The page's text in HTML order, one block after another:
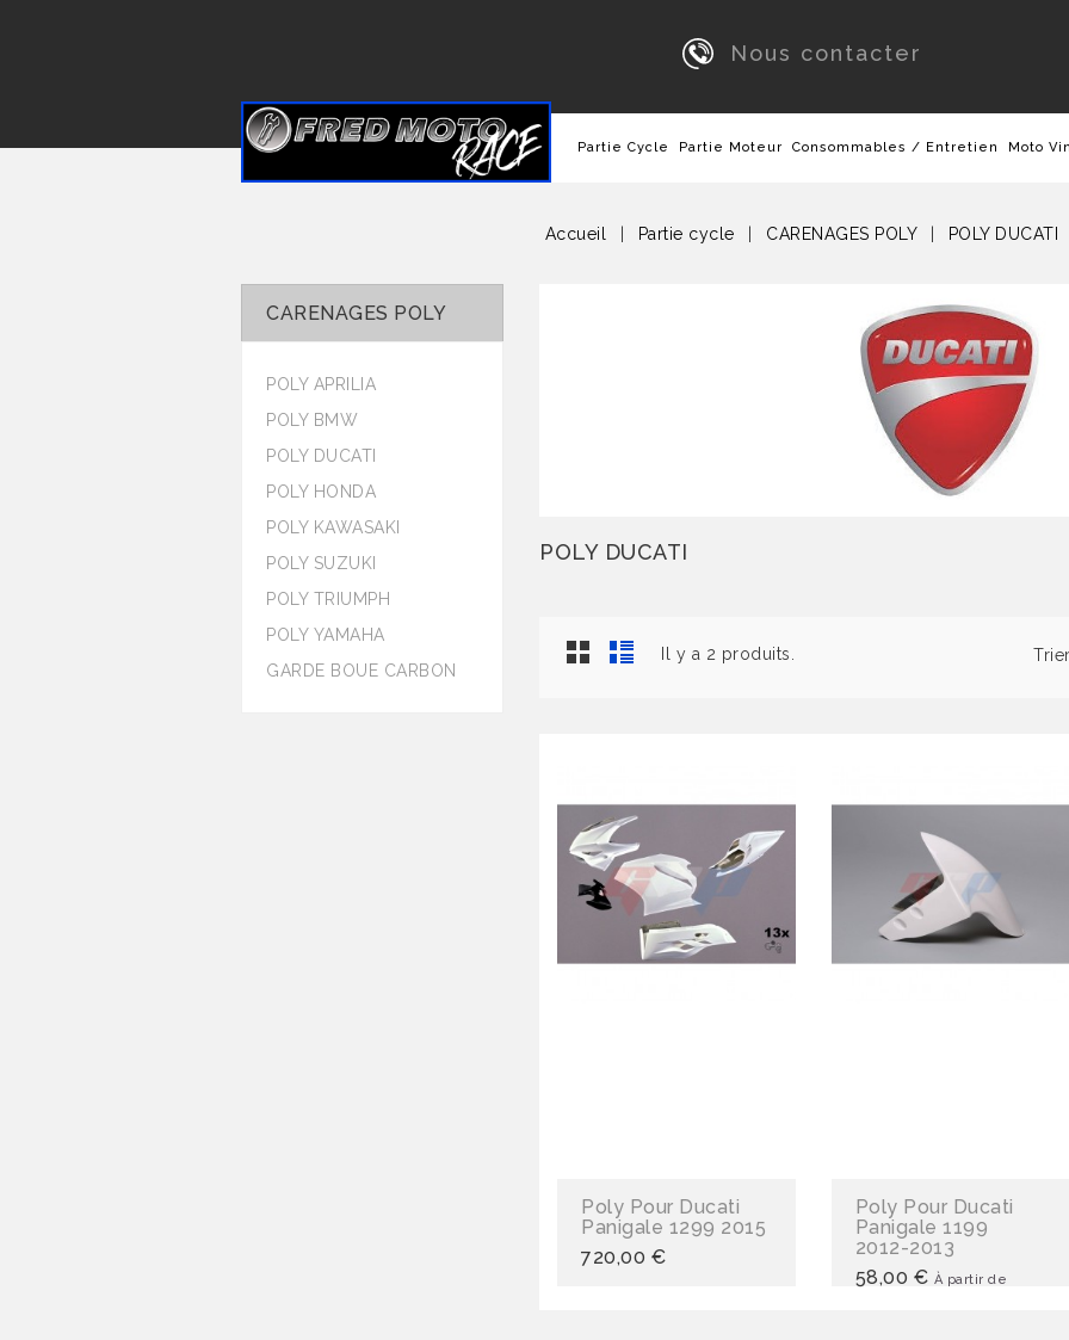
Nous contacter
Partie Cycle Partie Moteur Consommables / Entretien Moto
Accueil Partie cycle CARENAGES POLY POLY DUCATI
CARENAGES POLY
POLY APRILIA
POLY BMW
POLY DUCATI
POLY HONDA
POLY KAWASAKI
POLY SUZUKI
POLY TRIUMPH
POLY YAMAHA
GARDE BOUE CARBON
POLY DUCATI
Il y a 2 produits.
Poly Pour Ducati
Panigale 1299 2015
720,00 €
Poly Pour Ducati
Panigale 1199
2012-2013
58,00 € À partir de